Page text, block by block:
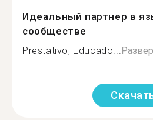
Идеальный партнер в
сообществе
Prestativo, Educado...